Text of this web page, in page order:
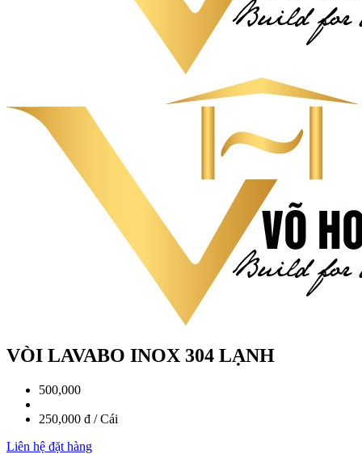
VÒI LAVABO INOX 304 LẠNH
500,000
250,000 đ / Cái
Liên hệ đặt hàng